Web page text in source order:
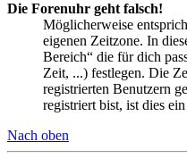
Die Forenuhr geht falsch!
Möglicherweise
eigenen Zeitzone. In
Bereich“ die für dich
Zeit, ...) festlegen. Die
registrierten Benutzern
registriert bist, ist dies
Nach oben